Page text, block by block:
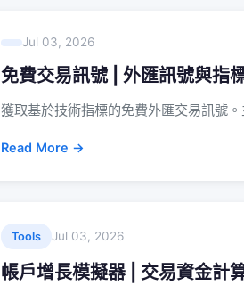
Jul 03, 2026
免費交易訊號 | 外匯訊號與指
獲取基於技術指標的免費外匯交易訊號
Read More →
Tools Jul 03, 2026
帳戶增長模擬器 | 交易資金計